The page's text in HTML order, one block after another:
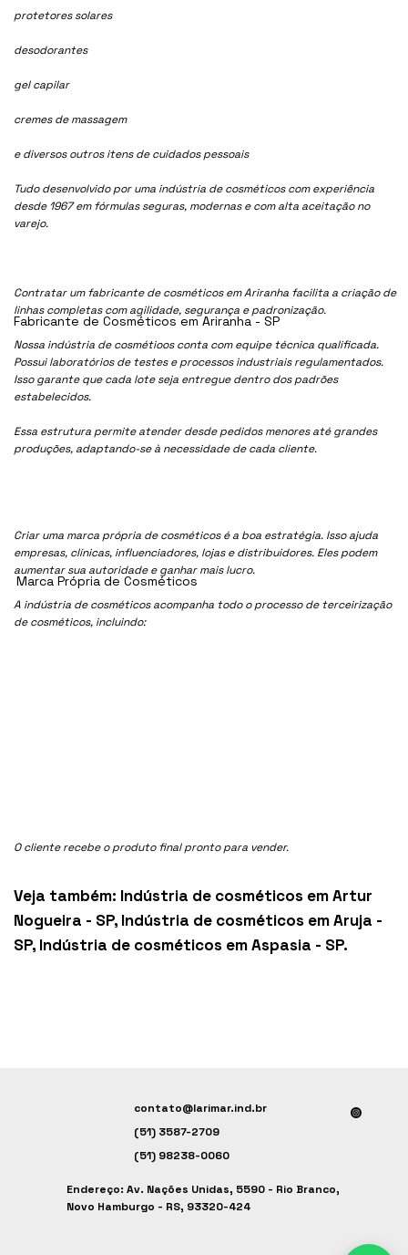
protetores solares
desodorantes
gel capilar
cremes de massagem
e diversos outros itens de cuidados pessoais
Tudo desenvolvido por uma indústria de cosméticos com experiência
desde 1967 em fórmulas seguras, modernas e com alta aceitação no
varejo.
Contratar um fabricante de cosméticos em Ariranha facilita a criação de
linhas completas com agilidade, segurança e padronização.
Nossa indústria de cosmétioos conta com equipe técnica qualificada.
Possui laboratórios de testes e processos industriais regulamentados.
Isso garante que cada lote seja entregue dentro dos padrões
estabelecidos.
Essa estrutura permite atender desde pedidos menores até grandes
produções, adaptando-se à necessidade de cada cliente.
Criar uma marca própria de cosméticos é a boa estratégia. Isso ajuda
empresas, clínicas, influenciadores, lojas e distribuidores. Eles podem
aumentar sua autoridade e ganhar mais lucro.
A indústria de cosméticos acompanha todo o processo de terceirização
de cosméticos, incluindo:
O cliente recebe o produto final pronto para vender.
Veja também: Indústria de cosméticos em Artur
Nogueira - SP, Indústria de cosméticos em Aruja -
SP, Indústria de cosméticos em Aspasia - SP.
Fabricante de Cosméticos em Ariranha - SP
Marca Própria de Cosméticos
contato@larimar.ind.br
(51) 3587-2709
(51) 98238-0060
Endereço: Av. Nações Unidas, 5590 - Rio Branco,
Novo Hamburgo - RS, 93320-424